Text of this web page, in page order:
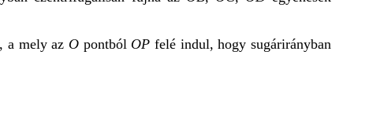
a mely az O pontból OP felé indul, hogy sugárirányban